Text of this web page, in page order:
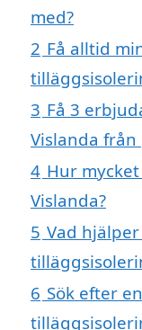
med?
2 Få alltid
3 Få 3
Vislanda
4 Hur
Vislanda?
5 Vad
6 Sök efter